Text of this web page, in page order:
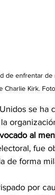
de enfrentar
Charlie Kirk.
se
al
fue
de forma
por